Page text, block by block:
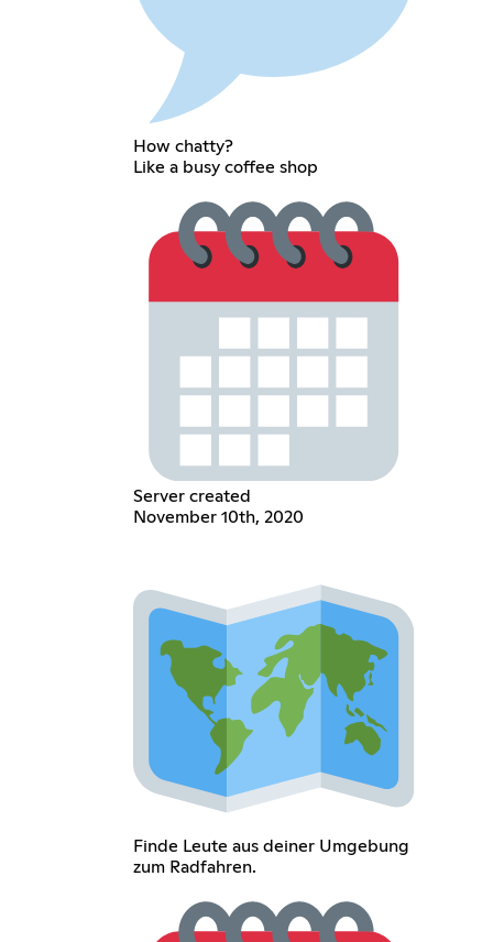
How chatty?
Like a busy coffee shop
Server created
November 10th, 2020
Finde Leute aus deiner Umgebung
zum Radfahren.